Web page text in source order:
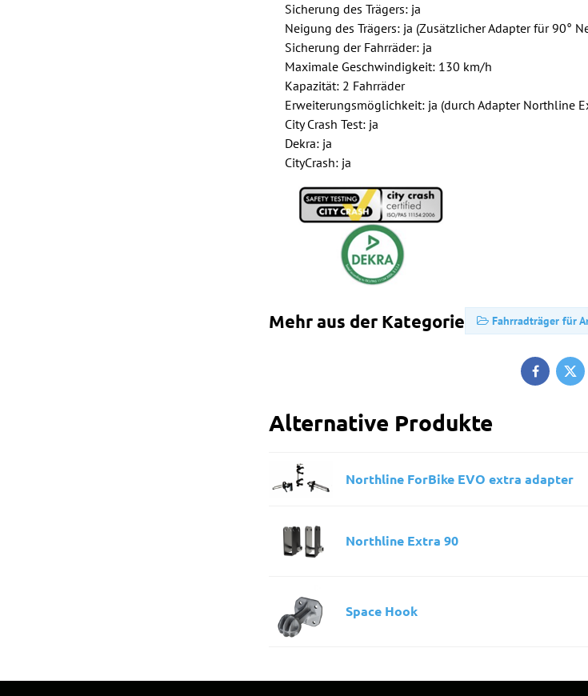
Sicherung des Trägers: ja
Neigung des Trägers: ja (Zusätzlicher Adapter für 90°
Sicherung der Fahrräder: ja
Maximale Geschwindigkeit: 130 km/h
Kapazität: 2 Fahrräder
Erweiterungsmöglichkeit: ja (durch Adapter Northline
City Crash Test: ja
Dekra: ja
CityCrash: ja
Mehr aus der Kategorie Fahrradträger für
Facebook
Alternative Produkte
Northline ForBike EVO extra adapter
Northline Extra 90
Space Hook